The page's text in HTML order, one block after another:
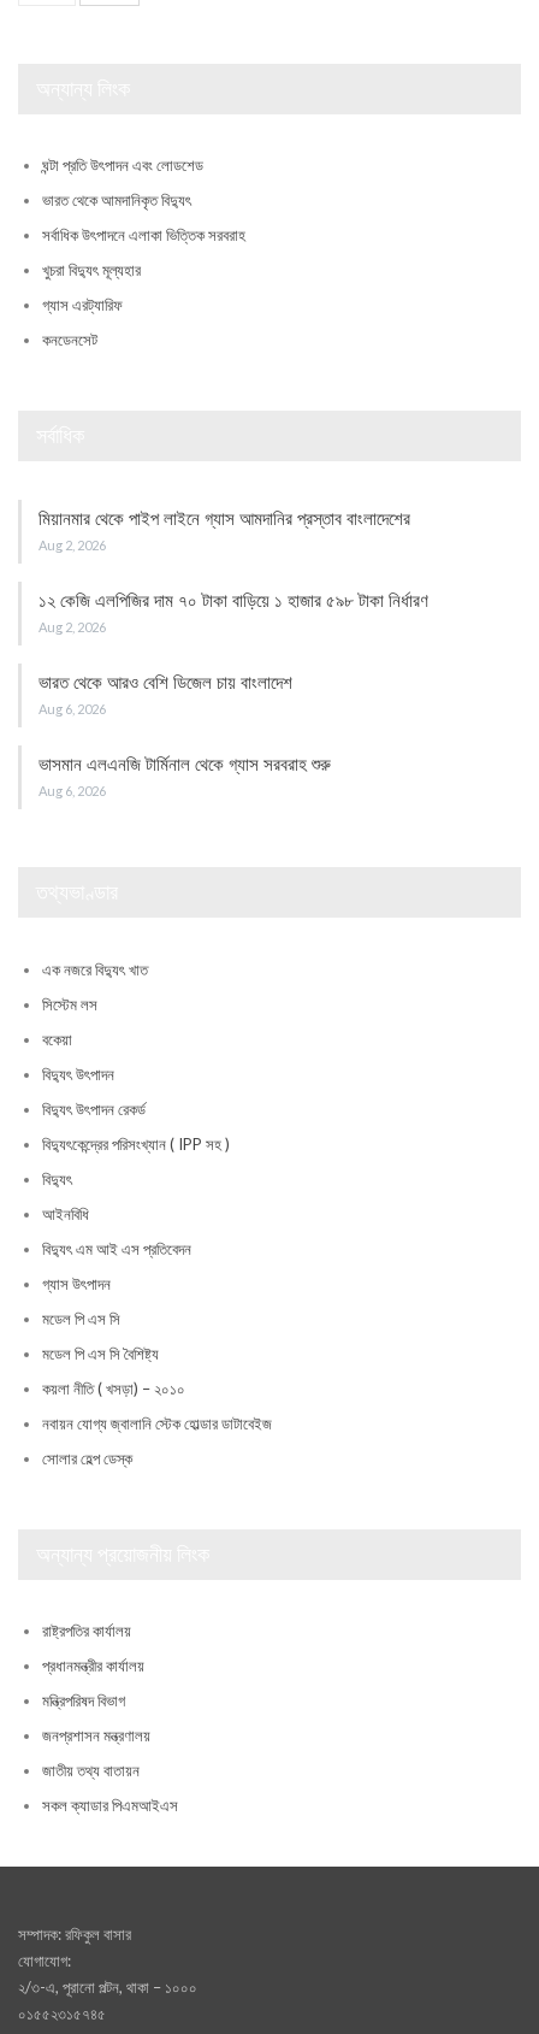
ঘন্টা প্রতি উৎপাদন এবং লোডশেড
ভারত থেকে আমদানিকৃত বিদ্যুৎ
সর্বাধিক উৎপাদনে এলাকা ভিত্তিক সরবরাহ
খুচরা বিদ্যুৎ মূল্যহার
গ্যাস এরট্যারিফ
কনডেনসেট
মিয়ানমার থেকে পাইপ লাইনে গ্যাস আমদানির প্রস্তাব বাংলাদেশের
Aug 2, 2026
১২ কেজি এলপিজির দাম ৭০ টাকা বাড়িয়ে ১ হাজার ৫৯৮ টাকা নির্ধারণ
Aug 2, 2026
ভারত থেকে আরও বেশি ডিজেল চায় বাংলাদেশ
Aug 6, 2026
ভাসমান এলএনজি টার্মিনাল থেকে গ্যাস সরবরাহ শুরু
Aug 6, 2026
এক নজরে বিদ্যুৎ খাত
সিস্টেম লস
বকেয়া
বিদ্যুৎ উৎপাদন
বিদ্যুৎ উৎপাদন রেকর্ড
বিদ্যুৎকেন্দ্রের পরিসংখ্যান ( IPP সহ )
বিদ্যুৎ
আইনবিধি
বিদ্যুৎ এম আই এস প্রতিবেদন
গ্যাস উৎপাদন
মডেল পি এস সি
মডেল পি এস সি বৈশিষ্ট্য
কয়লা নীতি ( খসড়া) – ২০১০
নবায়ন যোগ্য জ্বালানি স্টেক হোল্ডার ডাটাবেইজ
সোলার হেল্প ডেস্ক
রাষ্ট্রপতির কার্যালয়
প্রধানমন্ত্রীর কার্যালয়
মন্ত্রিপরিষদ বিভাগ
জনপ্রশাসন মন্ত্রণালয়
জাতীয় তথ্য বাতায়ন
সকল ক্যাডার পিএমআইএস
সম্পাদক: রফিকুল বাসার
যোগাযোগ:
২/৩-এ, পূরানো পল্টন, থাকা – ১০০০
০১৫৫২৩১৫৭৪৫